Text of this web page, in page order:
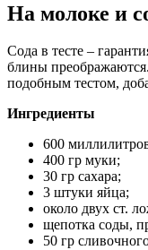
На молоке и
Сода в тесте –
блины
подобным тестом,
Ингредиенты
600
400 гр муки;
30 гр сахара;
3 штуки яйца;
около двух ст.
щепотка соды,
50 гр